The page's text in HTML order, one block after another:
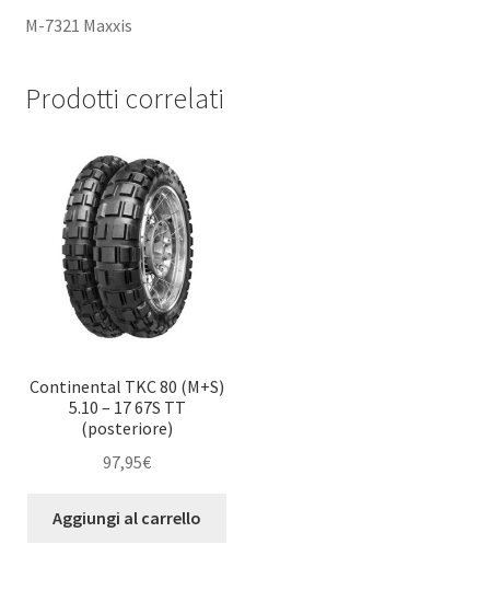
M-7321 Maxxis
Prodotti correlati
Continental TKC 80 (M+S)
5.10 – 17 67S TT
(posteriore)
97,95€
Aggiungi al carrello